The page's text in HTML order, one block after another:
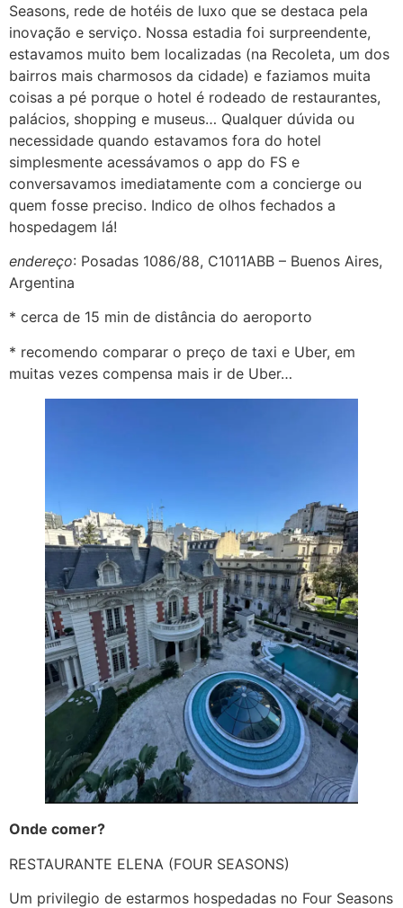
Seasons, rede de hotéis de luxo que se destaca pela
inovação e serviço. Nossa estadia foi surpreendente,
estavamos muito bem localizadas (na Recoleta, um dos
bairros mais charmosos da cidade) e faziamos muita
coisas a pé porque o hotel é rodeado de restaurantes,
palácios, shopping e museus… Qualquer dúvida ou
necessidade quando estavamos fora do hotel
simplesmente acessávamos o app do FS e
conversavamos imediatamente com a concierge ou
quem fosse preciso. Indico de olhos fechados a
hospedagem lá!
endereço: Posadas 1086/88, C1011ABB – Buenos Aires,
Argentina
* cerca de 15 min de distância do aeroporto
* recomendo comparar o preço de taxi e Uber, em
muitas vezes compensa mais ir de Uber…
Onde comer?
RESTAURANTE ELENA (FOUR SEASONS)
Um privilegio de estarmos hospedadas no Four Seasons